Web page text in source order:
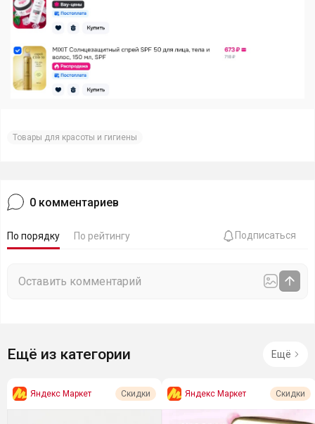
Товары для красоты и гигиены
0 комментариев
По порядку По рейтингу Подписаться
Ещё из категории Ещё
Яндекс Маркет Скидки Яндекс Маркет Скидки